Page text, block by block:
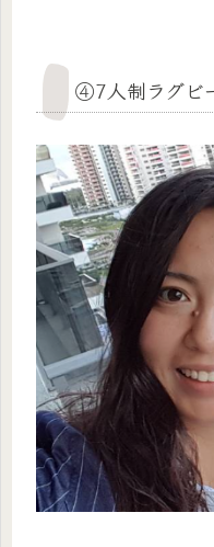
④7人制ラグビ